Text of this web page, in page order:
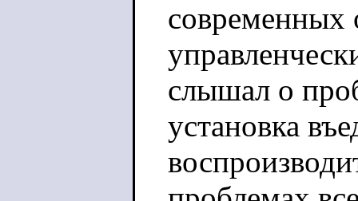
современных
слышал о
установка